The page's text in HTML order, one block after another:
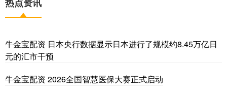
热点资讯
牛金宝配资 日本央行数据显示日本进行了规模约8.45万亿日
元的汇市干预
牛金宝配资 2026全国智慧医保大赛正式启动